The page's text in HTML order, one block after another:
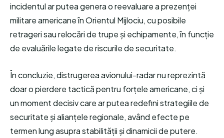
incidentul ar putea genera o reevaluare a prezenței
militare americane în Orientul Mijlociu, cu posibile
retrageri sau relocări de trupe și echipamente, în funcție
de evaluările legate de riscurile de securitate.
În concluzie, distrugerea avionului-radar nu reprezintă
doar o pierdere tactică pentru forțele americane, ci și
un moment decisiv care ar putea redefini strategiile de
securitate și alianțele regionale, având efecte pe
termen lung asupra stabilității și dinamicii de putere.